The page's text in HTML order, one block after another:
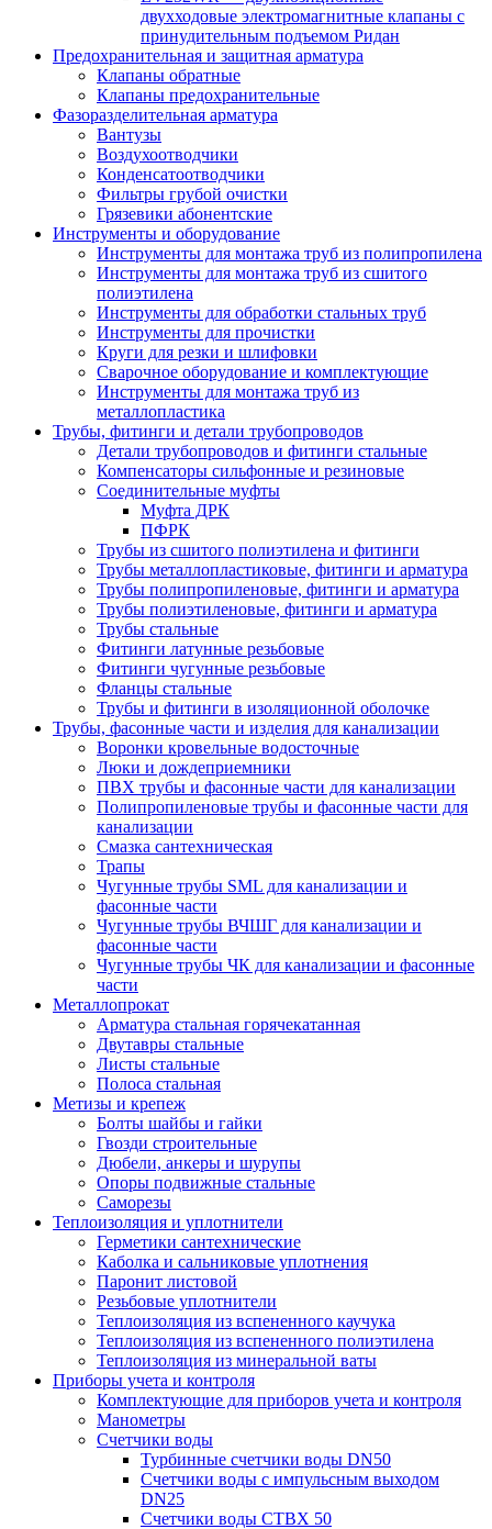
двухходовые электромагнитные клапаны с
принудительным подъемом Ридан
Предохранительная и защитная арматура
Клапаны обратные
Клапаны предохранительные
Фазоразделительная арматура
Вантузы
Воздухоотводчики
Конденсатоотводчики
Фильтры грубой очистки
Грязевики абонентские
Инструменты и оборудование
Инструменты для монтажа труб из полипропилена
Инструменты для монтажа труб из сшитого
полиэтилена
Инструменты для обработки стальных труб
Инструменты для прочистки
Круги для резки и шлифовки
Сварочное оборудование и комплектующие
Инструменты для монтажа труб из
металлопластика
Трубы, фитинги и детали трубопроводов
Детали трубопроводов и фитинги стальные
Компенсаторы сильфонные и резиновые
Соединительные муфты
Муфта ДРК
ПФРК
Трубы из сшитого полиэтилена и фитинги
Трубы металлопластиковые, фитинги и арматура
Трубы полипропиленовые, фитинги и арматура
Трубы полиэтиленовые, фитинги и арматура
Трубы стальные
Фитинги латунные резьбовые
Фитинги чугунные резьбовые
Фланцы стальные
Трубы и фитинги в изоляционной оболочке
Трубы, фасонные части и изделия для канализации
Воронки кровельные водосточные
Люки и дождеприемники
ПВХ трубы и фасонные части для канализации
Полипропиленовые трубы и фасонные части для
канализации
Смазка сантехническая
Трапы
Чугунные трубы SML для канализации и
фасонные части
Чугунные трубы ВЧШГ для канализации и
фасонные части
Чугунные трубы ЧК для канализации и фасонные
части
Металлопрокат
Арматура стальная горячекатанная
Двутавры стальные
Листы стальные
Полоса стальная
Метизы и крепеж
Болты шайбы и гайки
Гвозди строительные
Дюбели, анкеры и шурупы
Опоры подвижные стальные
Саморезы
Теплоизоляция и уплотнители
Герметики сантехнические
Каболка и сальниковые уплотнения
Паронит листовой
Резьбовые уплотнители
Теплоизоляция из вспененного каучука
Теплоизоляция из вспененного полиэтилена
Теплоизоляция из минеральной ваты
Приборы учета и контроля
Комплектующие для приборов учета и контроля
Манометры
Счетчики воды
Турбинные счетчики воды DN50
Счетчики воды с импульсным выходом
DN25
Счетчики воды СТВХ 50